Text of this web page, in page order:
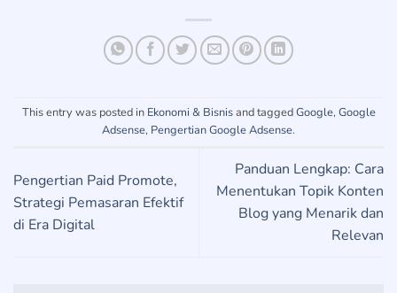
This entry was posted in Ekonomi & Bisnisand taggedGoogle, Google
Adsense, Pengertian Google Adsense.
Pengertian Paid Promote,
Strategi Pemasaran Efektif
di Era Digital
Panduan Lengkap: Cara
Menentukan Topik Konten
Blog yang Menarik dan
Relevan